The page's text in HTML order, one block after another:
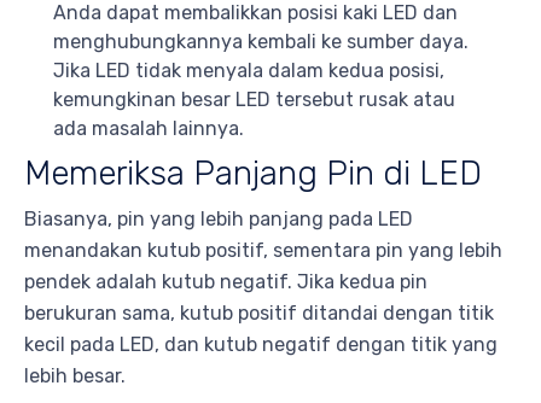
Anda dapat membalikkan posisi kaki LED dan
menghubungkannya kembali ke sumber daya.
Jika LED tidak menyala dalam kedua posisi,
kemungkinan besar LED tersebut rusak atau
ada masalah lainnya.
Memeriksa Panjang Pin di LED
Biasanya, pin yang lebih panjang pada LED
menandakan kutub positif, sementara pin yang lebih
pendek adalah kutub negatif. Jika kedua pin
berukuran sama, kutub positif ditandai dengan titik
kecil pada LED, dan kutub negatif dengan titik yang
lebih besar.